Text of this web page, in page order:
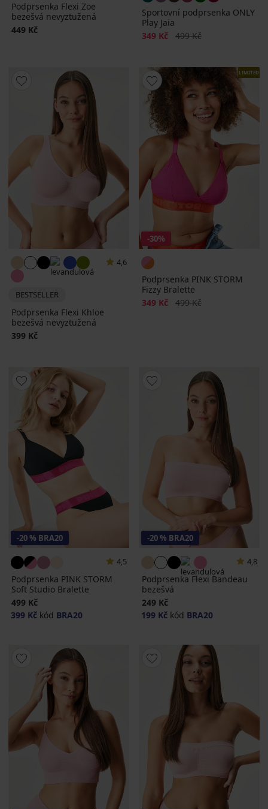
Podprsenka Flexi Zoe
bezešvá nevyztužená
449 Kč
Sportovní podprsenka ONLY
Play Jaia
Sleva
349 Kč Původní cena
499 Kč
4,6
BESTSELLER
Podprsenka Flexi Khloe
bezešvá nevyztužená
399 Kč
LIMITED
-30%
Podprsenka PINK STORM
Fizzy Bralette
Sleva
349 Kč Původní cena
499 Kč
-20 % BRA20
4,5
Podprsenka PINK STORM
Soft Studio Bralette
499 Kč
399 Kč kód BRA20
-20 % BRA20
4,8
Podprsenka Flexi Bandeau
bezešvá
249 Kč
199 Kč kód BRA20